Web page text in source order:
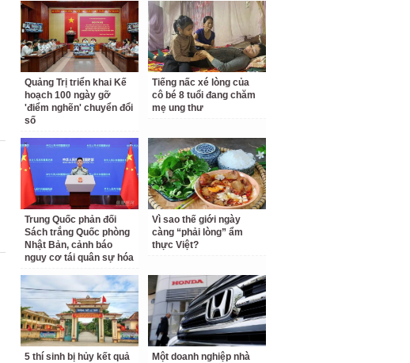
Quảng Trị triển khai Kế
hoạch 100 ngày gỡ
'điểm nghẽn' chuyển đổi
số
Tiếng nấc xé lòng của
cô bé 8 tuổi đang chăm
mẹ ung thư
Trung Quốc phản đối
Sách trắng Quốc phòng
Nhật Bản, cảnh báo
nguy cơ tái quân sự hóa
Vì sao thế giới ngày
càng “phải lòng” ẩm
thực Việt?
5 thí sinh bị hủy kết quả
Một doanh nghiệp nhà